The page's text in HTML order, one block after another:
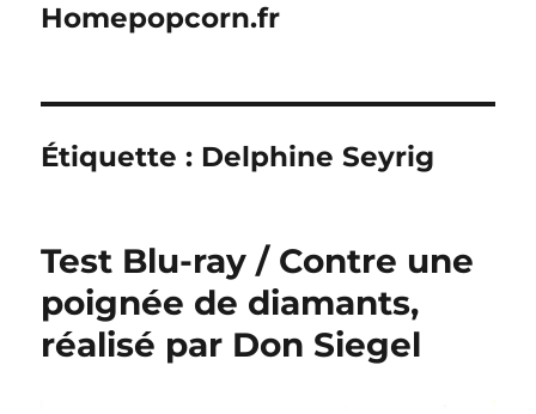
Homepopcorn.fr
Étiquette : Delphine Seyrig
Test Blu-ray / Contre une
poignée de diamants,
réalisé par Don Siegel